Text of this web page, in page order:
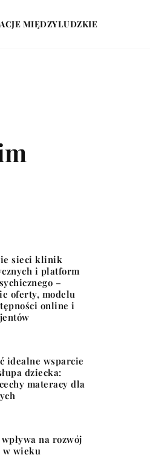
MIĘDZYLUDZKIE
sieci klinik
i platform
–
oferty, modelu
online i
idealne wsparcie
dziecka:
materacy dla
na rozwój
w wieku